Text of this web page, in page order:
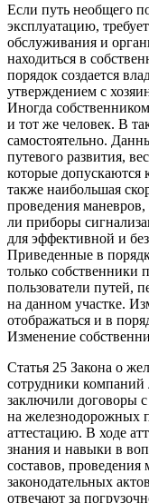
Если путь необщего
эксплуатацию,
обслуживания и
находиться в
порядок создается
утверждением с
Иногда
и тот же человек. В
самостоятельно.
путевого развития,
которые допускаются
также наибольшая
проведения
ли приборы
для эффективной и
Приведенные в
только собственники
пользователи путей,
на данном участке.
отображаться и в
Изменение
Статья 25 Закона о
сотрудники
заключили договоры
на железнодорожных
аттестацию. В ходе
знания и навыки в
составов, проведения
законодательных
отвечают за